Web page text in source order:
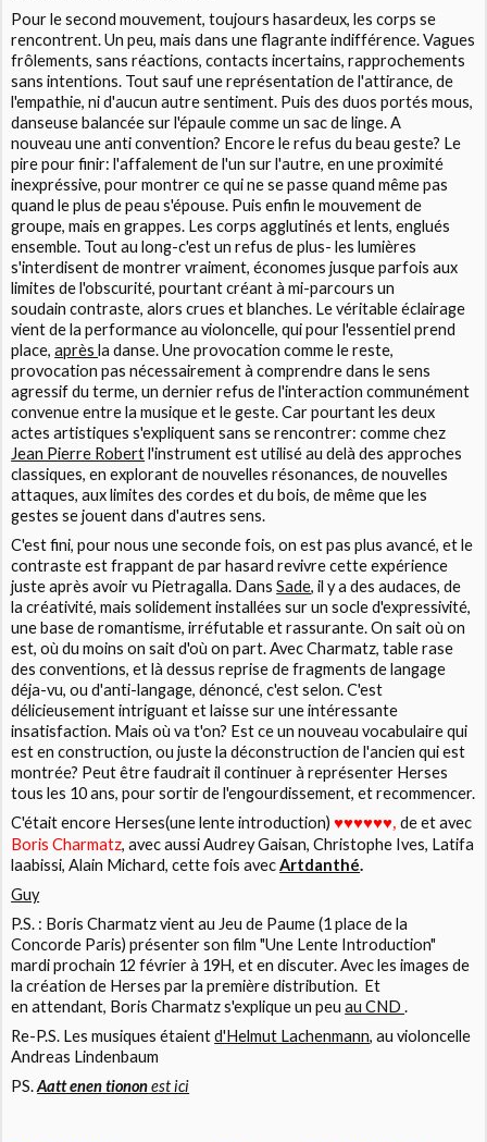
Pour le second mouvement, toujours hasardeux, les corps se
rencontrent. Un peu, mais dans une flagrante indifférence. Vagues
frôlements, sans réactions, contacts incertains, rapprochements
sans intentions. Tout sauf une représentation de l'attirance, de
l'empathie, ni d'aucun autre sentiment. Puis des duos portés mous,
danseuse balancée sur l'épaule comme un sac de linge. A
nouveau une anti convention? Encore le refus du beau geste? Le
pire pour finir: l'affalement de l'un sur l'autre, en une proximité
inexpréssive, pour montrer ce qui ne se passe quand même pas
quand le plus de peau s'épouse. Puis enfin le mouvement de
groupe, mais en grappes. Les corps agglutinés et lents, englués
ensemble. Tout au long-c'est un refus de plus- les lumières
s'interdisent de montrer vraiment, économes jusque parfois aux
limites de l'obscurité, pourtant créant à mi-parcours un
soudain contraste, alors crues et blanches. Le véritable éclairage
vient de la performance au violoncelle, qui pour l'essentiel prend
place,aprèsla danse. Une provocation comme le reste,
provocation pas nécessairement à comprendre dans le sens
agressif du terme, un dernier refus de l'interaction communément
convenue entre la musique et le geste. Car pourtant les deux
actes artistiques s'expliquent sans se rencontrer: comme chez
Jean Pierre Robertl'instrument est utilisé au delà des approches
classiques, en explorant de nouvelles résonances, de nouvelles
attaques, aux limites des cordes et du bois, de même que les
gestes se jouent dans d'autres sens.
C'est fini, pour nous une seconde fois, on est pas plus avancé, et le
contraste est frappant de par hasard revivre cette expérience
juste après avoir vu Pietragalla. DansSade, il y a des audaces, de
la créativité, mais solidement installées sur un socle d'expressivité,
une base de romantisme, irréfutable et rassurante. On sait où on
est, où du moins on sait d'où on part. Avec Charmatz, table rase
des conventions, et là dessus reprise de fragments de langage
déja-vu, ou d'anti-langage, dénoncé, c'est selon. C'est
délicieusement intriguant et laisse sur une intéressante
insatisfaction. Mais où va t'on? Est ce un nouveau vocabulaire qui
est en construction, ou juste la déconstruction de l'ancien qui est
montrée? Peut être faudrait il continuer à représenter Herses
tous les 10 ans, pour sortir de l'engourdissement, et recommencer.
C'était encore Herses(une lente introduction) ♥♥♥♥♥♥, de et avec
Boris Charmatz, avec aussi Audrey Gaisan, Christophe Ives, Latifa
laabissi, Alain Michard, cette fois avecArtdanthé.
Guy
P.S. : Boris Charmatz vient au Jeu de Paume (1 place de la
Concorde Paris) présenter son film "Une Lente Introduction"
mardi prochain 12 février à 19H, et en discuter. Avec les images de
la création de Herses par la première distribution. Et
en attendant, Boris Charmatz s'explique un peuau CND.
Re-P.S. Les musiques étaientd'Helmut Lachenmann, au violoncelle
Andreas Lindenbaum
PS.Aatt enen tiononest ici